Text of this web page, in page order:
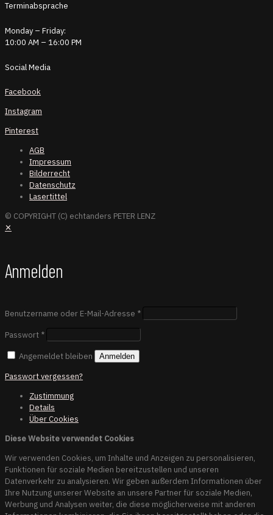
Terminabsprache
Monday – Friday:
10:00 AM – 16:00 PM
Social Media
Facebook
Instagram
Pinterest
AGB
Impressum
Bilderrecht
Datenschutz
Lasertittel
© COPYRIGHT (C) echtanders PETER LENZ
✕
Anmelden
Benutzername oder E-Mail-Adresse *
Passwort *
Angemeldet bleiben Anmelden
Passwort vergessen?
Zustimmung
Details
ÜberCookies
Diese Website verwendet Cookies
Wir verwenden Cookies, um Inhalte und Anzeigen zu personalisieren,
Funktionen für soziale Medien bereitzustellen und unseren
Datenverkehr zu analysieren. Wir geben außerdem Informationen über
Ihre Nutzung unserer Website an unsere Partner für soziale Medien,
Werbung und Analysen weiter, die diese möglicherweise mit anderen